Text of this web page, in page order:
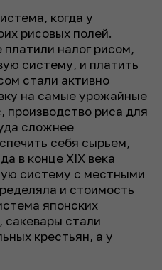
когда у
рисовых полей.
налог рисом,
систему, и платить
стали активно
на самые урожайные
производство риса для
сложнее
себя сырьем,
в конце XIX века
систему с местными
и стоимость
японских
стали
крестьян, а у